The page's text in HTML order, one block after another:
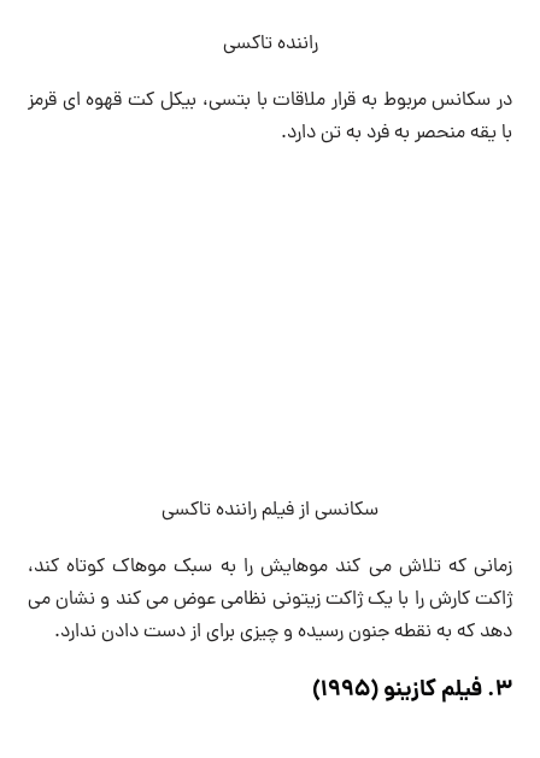
راننده تاکسی
در سکانس مربوط به قرار ملاقات با بتسی، بیکل کت قهوه ای قرمز
با یقه منحصر به فرد به تن دارد.
سکانسی از فیلم راننده تاکسی
زمانی که تلاش می کند موهایش را به سبک موهاک کوتاه کند،
ژاکت کارش را با یک ژاکت زیتونی نظامی عوض می کند و نشان می
دهد که به نقطه جنون رسیده و چیزی برای از دست دادن ندارد.
3. فیلم کازینو (1995)